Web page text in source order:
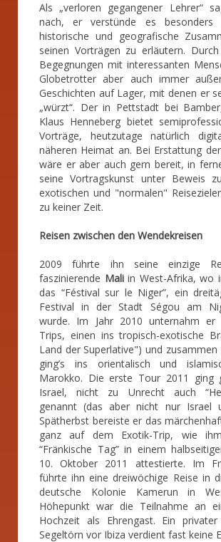
Als „verloren gegangener Lehrer“
nach, er verstünde es besonders
historische und geografische
seinen Vorträgen zu erläutern.
Begegnungen mit interessanten
Globetrotter aber auch immer
Geschichten auf Lager, mit denen er
„würzt“. Der in Pettstadt bei
Klaus Henneberg bietet
Vorträge, heutzutage natürlich
näheren Heimat an. Bei Erstattung
wäre er aber auch gern bereit, in
seine Vortragskunst unter Beweis
exotischen und "normalen"
zu keiner Zeit.
Reisen zwischen den Wendekreisen
2009 führte ihn seine einzige
faszinierende Maliin West-Afrika, wo
das “Féstival sur le Niger”, ein
Festival in der Stadt Ségou am
wurde. Im Jahr 2010 unternahm er
Trips, einen ins tropisch-exotische
Land der Superlative") und
ging’s ins orientalisch und
Marokko. Die erste Tour 2011 ging
Israel, nicht zu Unrecht auch
genannt (das aber nicht nur Israel
Spätherbst bereiste er das
ganz auf dem Exotik-Trip, wie
“Fränkische Tag” in einem
10. Oktober 2011 attestierte. Im
führte ihn eine dreiwöchige Reise in
deutsche Kolonie Kamerun in
Höhepunkt war die Teilnahme an
Hochzeit als Ehrengast. Ein
Segeltörn vor Ibiza verdient fast keine